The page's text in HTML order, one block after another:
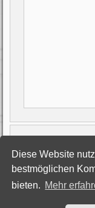
Diese Website
bestmöglichen
bieten. Mehr
Foren-Übersicht
Deutsche Übersetzung